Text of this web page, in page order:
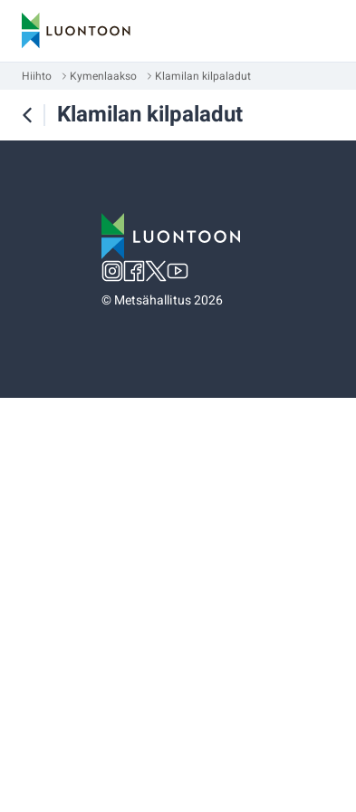
Hiihto Kymenlaakso Klamilan kilpaladut
Klamilan kilpaladut
©Metsähallitus 2026